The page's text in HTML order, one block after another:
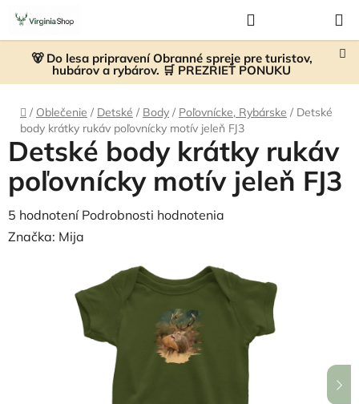
Prejsť
obsah
🐻 Do lesa pripravení Obranné spreje pre turistov,
hubárov a rybárov. 🛒 PREZRIEŤ PONUKU
KOŠÍK
Domov
/ Oblečenie / Detské / Body / Poľovnícke, Rybárske / Detské
body krátky rukáv poľovnícky motív jeleň FJ3
Detské body krátky rukáv
poľovnícky motív jeleň FJ3
Priemerné
hodnotenie
5 hodnotení Podrobnosti hodnotenia
Značka: Mija